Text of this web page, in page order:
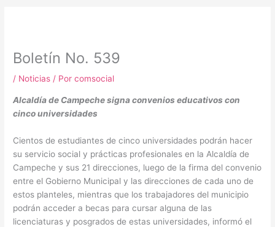
Boletín No. 539
/ Noticias / Porcomsocial
Alcaldía de Campeche signa convenios educativos con
cinco universidades
Cientos de estudiantes de cinco universidades podrán hacer
su servicio social y prácticas profesionales en la Alcaldía de
Campeche y sus 21 direcciones, luego de la firma del convenio
entre el Gobierno Municipal y las direcciones de cada uno de
estos planteles, mientras que los trabajadores del municipio
podrán acceder a becas para cursar alguna de las
licenciaturas y posgrados de estas universidades, informó el